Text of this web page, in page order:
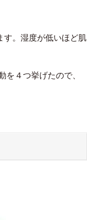
す。湿度が低いほど肌
４つ挙げたので、